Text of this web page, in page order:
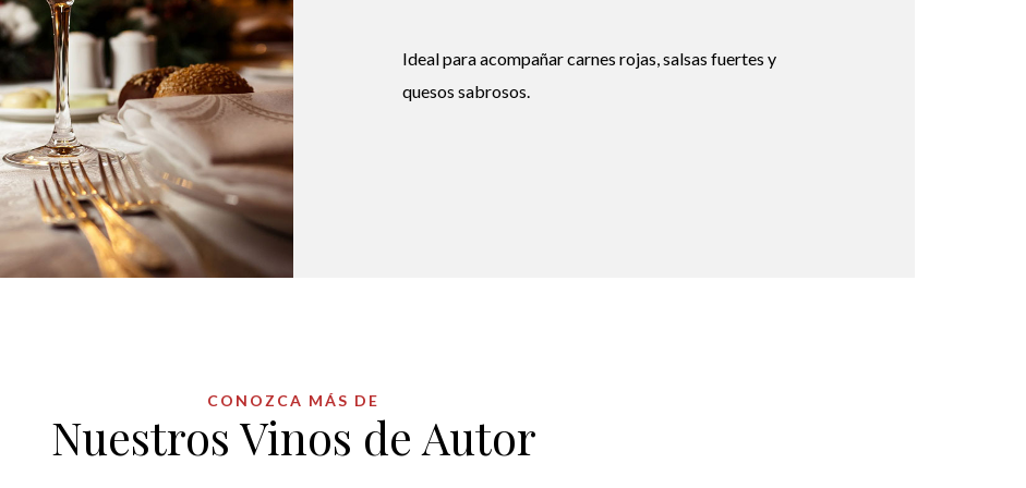
Ideal para acompañar carnes rojas, salsas fuertes y
quesos sabrosos.
CONOZCA MÁS DE
Nuestros Vinos de Autor